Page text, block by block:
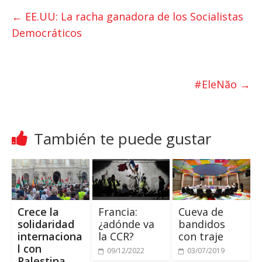
t
s
t
t
← EE.UU: La racha ganadora de los Socialistas
Democráticos
#EleNão →
También te puede gustar
Crece la
solidaridad
internaciona
l con
Francia:
¿adónde va
la CCR?
09/12/2022
Cueva de
bandidos
con traje
03/07/2019